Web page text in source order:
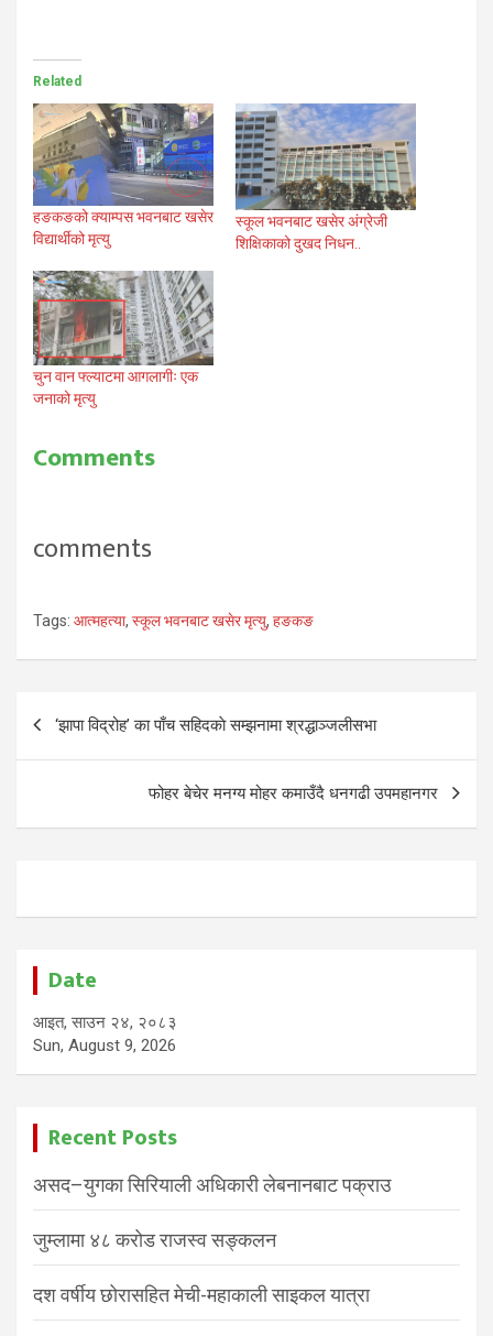
Related
हङकङको क्याम्पस भवनबाट खसेर
विद्यार्थीको मृत्यु
स्कूल भवनबाट खसेर अंग्रेजी
शिक्षिकाको दुखद निधन..
चुन वान फ्ल्याटमा आगलागीः एक
जनाको मृत्यु
Comments
comments
Tags: आत्महत्या, स्कूल भवनबाट खसेर मृत्यु, हङकङ
Post
navigation
‘झापा विद्रोह’ का पाँच सहिदकाे सम्झनामा श्रद्धाञ्जलीसभा
फोहर बेचेर मनग्य मोहर कमाउँदै धनगढी उपमहानगर
Date
आइत, साउन २४, २०८३
Sun, August 9, 2026
Recent Posts
असद–युगका सिरियाली अधिकारी लेबनानबाट पक्राउ
जुम्लामा ४८ करोड राजस्व सङ्कलन
दश वर्षीय छोरासहित मेची-महाकाली साइकल यात्रा